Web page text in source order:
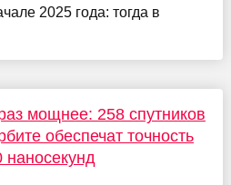
2025 года: тогда в
мощнее: 258 спутников
обеспечат точность
наносекунд